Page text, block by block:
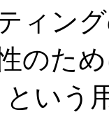
ィン
のた
という